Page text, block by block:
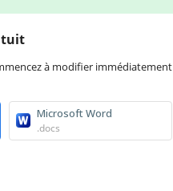
à modifier immédiatement
Microsoft Word
.docs